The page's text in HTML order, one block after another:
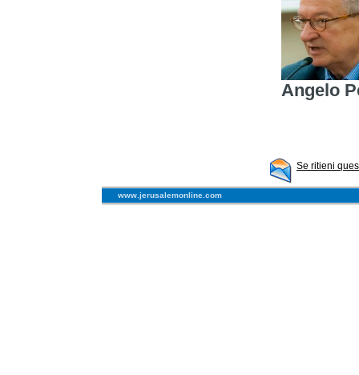
Angelo
Se ritieni
www.jerusalemonline.com